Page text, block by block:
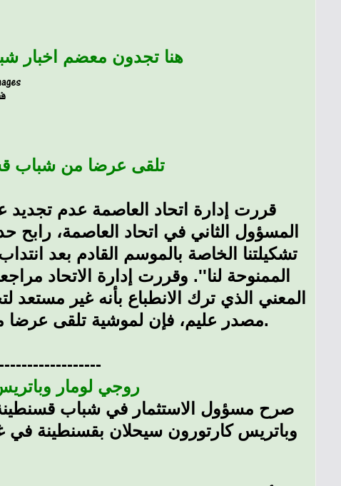
هنا تجدون معضم اخبار
تلقى عرضا من شباب
قررت إدارة اتحاد العاصمة عدم تجديد
المسؤول الثاني في اتحاد العاصمة، رابح
تشكيلتنا الخاصة بالموسم القادم بعد
الممنوحة لنا''. وقررت إدارة الاتحاد
المعني الذي ترك الانطباع بأنه غير
مصدر عليم، فإن لموشية تلقى عرضا مغريا من شباب قسنطينة، وسيمضي لـ''السنافر'' خلال أيام.
روجي لومار
وباتريس كارتورون سيحلان بقسنطينة في